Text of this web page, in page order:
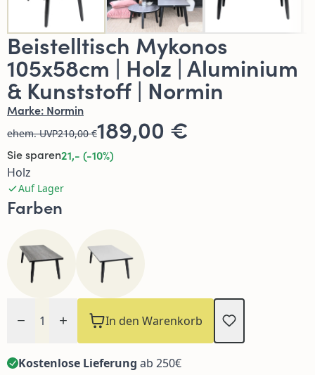
Beistelltisch Mykonos
105x58cm | Holz | Aluminium
& Kunststoff | Normin
Marke: Normin
ehem. UVP210,00 €189,00 €
Sie sparen21,- (-10%)
Holz
Auf Lager
Farben
In den Warenkorb
Kostenlose Lieferung ab 250€